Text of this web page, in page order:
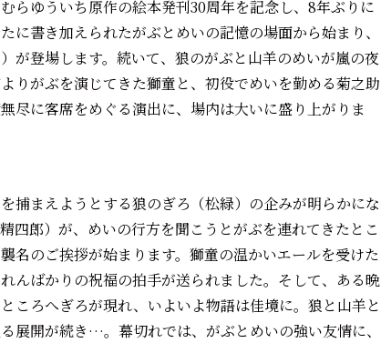
らゆういち原作の絵本発刊30周年を記念し、8年ぶりに
に書き加えられたがぶとめいの記憶の場面から始まり、
が登場します。続いて、狼のがぶと山羊のめいが嵐の夜
りがぶを演じてきた獅童と、初役でめいを勤める菊之助
尽に客席をめぐる演出に、場内は大いに盛り上がりま
捕まえようとする狼のぎろ（松緑）の企みが明らかにな
四郎）が、めいの行方を聞こうとがぶを連れてきたとこ
名のご挨拶が始まります。獅童の温かいエールを受けた
んばかりの祝福の拍手が送られました。そして、ある晩
ころへぎろが現れ、いよいよ物語は佳境に。狼と山羊と
展開が続き…。幕切れでは、がぶとめいの強い友情に、